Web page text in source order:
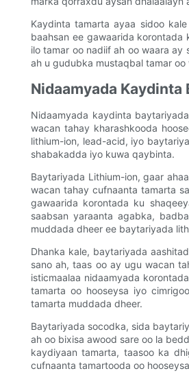
Kaydinta tamarta ayaa sidoo
baahsan ee gawaarida
ilo tamar oo nadiif ah oo waara
ah u gudubka mustaqbal tamar oo
Nidaamyada Kaydinta
Nidaamyada kaydinta
wacan tahay kharashkooda
lithium-ion, lead-acid, iyo
shabakadda iyo kuwa qaybinta.
Baytariyada Lithium-ion, gaar
wacan tahay cufnaanta tamarta
gawaarida korontada ku
saabsan yaraanta agabka,
muddada dheer ee baytariyada
Dhanka kale, baytariyada
sano ah, taas oo ay ugu wacan
isticmaalaa nidaamyada
tamarta oo hooseysa iyo
tamarta muddada dheer.
Baytariyada socodka, sida
ah oo bixisa awood sare oo la
kaydiyaan tamarta, taasoo ka
cufnaanta tamartooda oo